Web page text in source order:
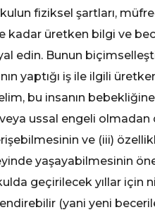
fiziksel şartları,
kadar üretken bilgi ve
edin. Bunun
yaptığı iş ile ilgili
bu insanın
ussal engeli olmadan
ve (iii)
yaşayabilmesinin
geçirilecek yıllar için
(yani yeni